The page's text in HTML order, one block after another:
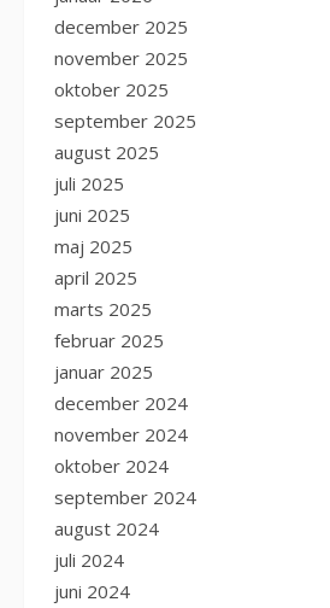
december 2025
november 2025
oktober 2025
september 2025
august 2025
juli 2025
juni 2025
maj 2025
april 2025
marts 2025
februar 2025
januar 2025
december 2024
november 2024
oktober 2024
september 2024
august 2024
juli 2024
juni 2024